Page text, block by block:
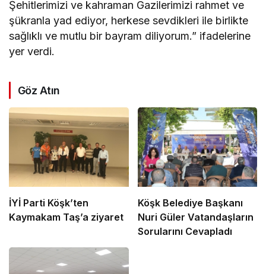
Şehitlerimizi ve kahraman Gazilerimizi rahmet ve
şükranla yad ediyor, herkese sevdikleri ile birlikte
sağlıklı ve mutlu bir bayram diliyorum.” ifadelerine
yer verdi.
Göz Atın
İYİ Parti Köşk’ten
Kaymakam Taş’a ziyaret
Köşk Belediye Başkanı
Nuri Güler Vatandaşların
Sorularını Cevapladı